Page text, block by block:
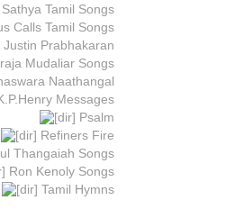
Tamil Songs
Calls Tamil Songs
Justin Prabhakaran
Mudaliar Songs
Naathangal
Messages
Psalm
Refiners Fire
Thangaiah Songs
Ron Kenoly Songs
Tamil Hymns